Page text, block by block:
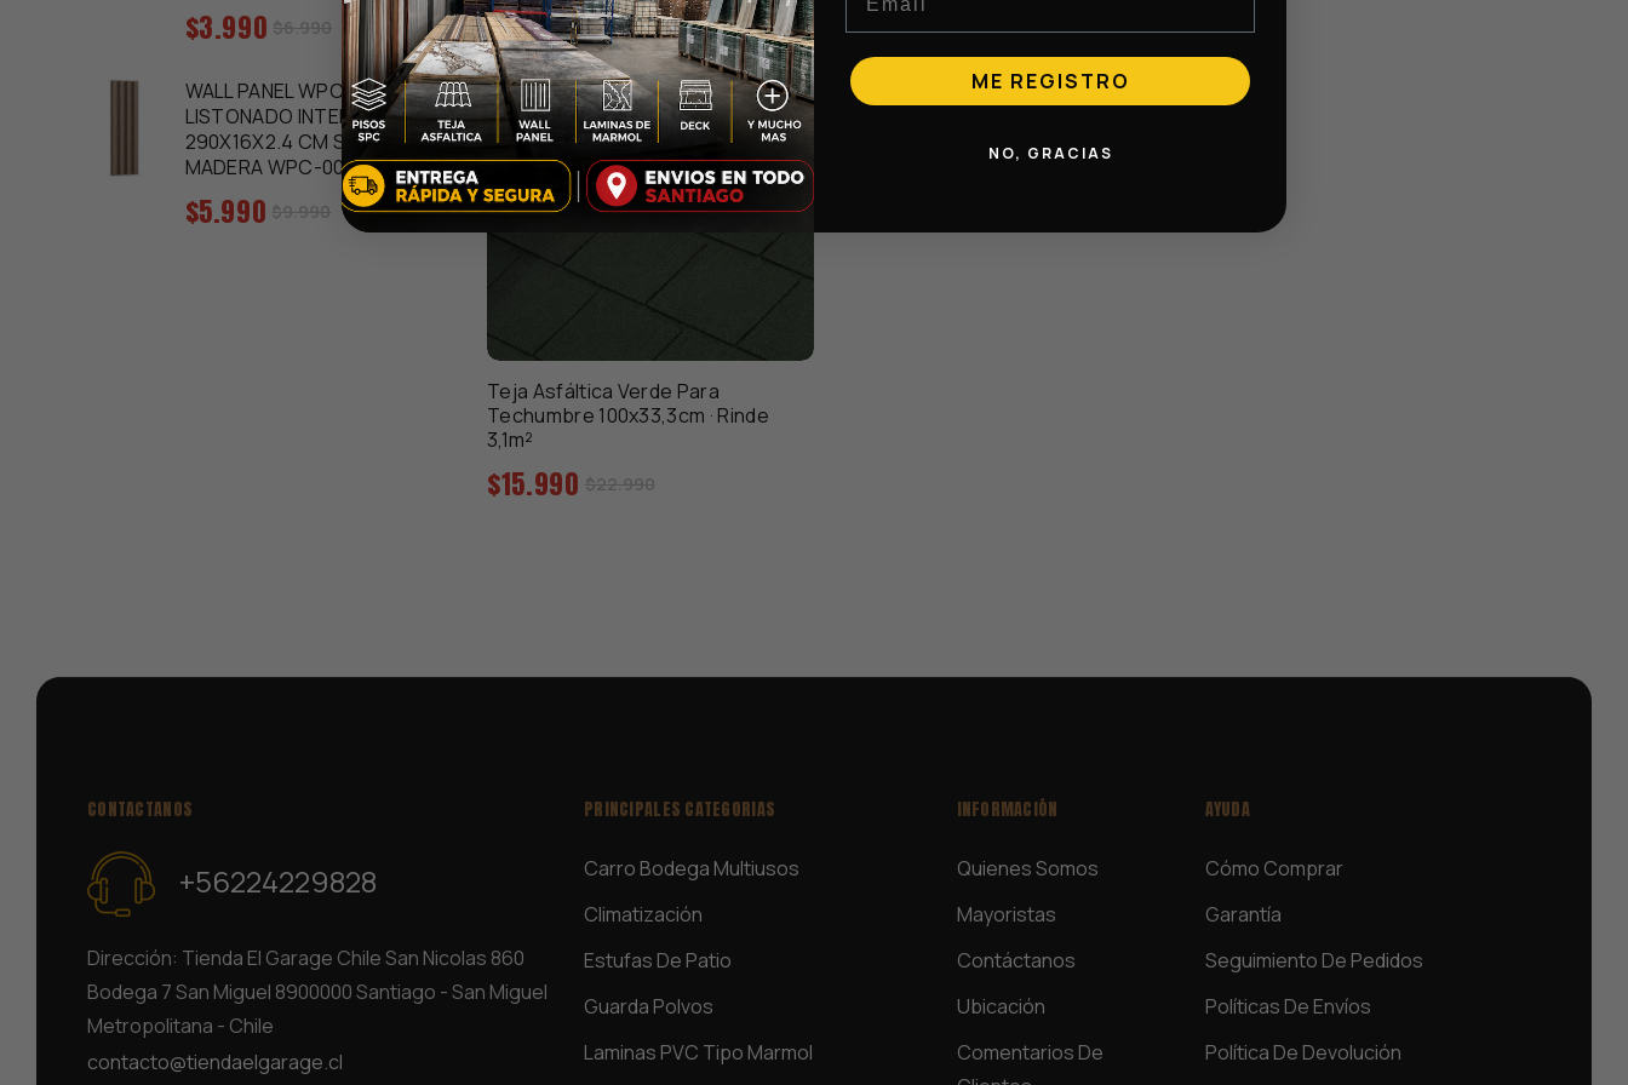
Precio
regular
$3.990Precio
venta
$6.990
WALL PANEL WPC
LISTONADO INTERIOR
290X16X2.4 CM SIMIL
MADERA WPC-001
Precio
regular
$5.990Precio
$9.990
Teja Asfáltica Verde Para
Techumbre 100x33,3cm · Rinde
3,1m²
Precio
regular
$15.990Precio
$22.990
CONTACTANOS
+56224229828
Dirección: Tienda El Garage Chile San Nicolas 860
Bodega 7 San Miguel 8900000 Santiago - San Miguel
Metropolitana - Chile
contacto@tiendaelgarage.cl
PRINCIPALES CATEGORIAS
Carro Bodega Multiusos
Climatización
Estufas De Patio
Guarda Polvos
Laminas PVC Tipo Marmol
INFORMACIÓN
Quienes Somos
Mayoristas
Contáctanos
Ubicación
Comentarios De
AYUDA
Cómo Comprar
Garantía
Seguimiento De Pedidos
Políticas De Envíos
Política De Devolución
ME REGISTRO
NO, GRACIAS